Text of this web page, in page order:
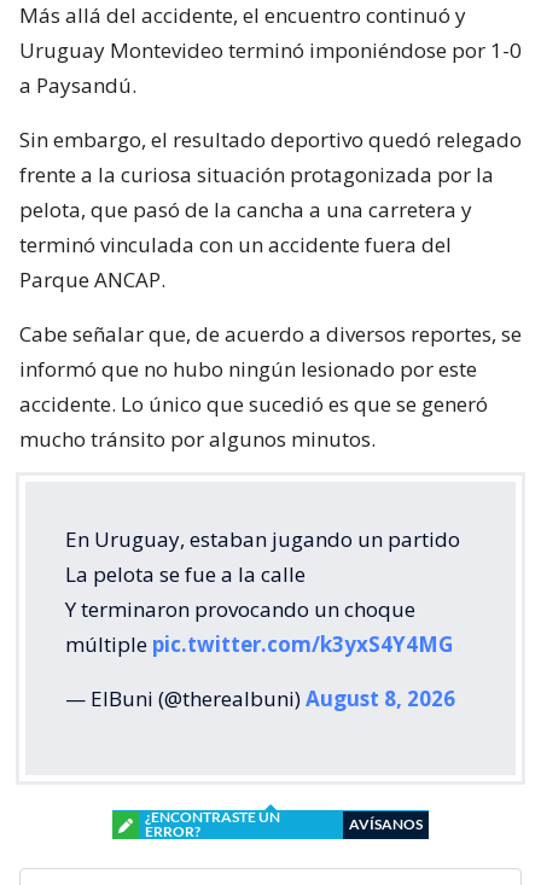
Más allá del accidente, el encuentro continuó y
Uruguay Montevideo terminó imponiéndose por 1-0
a Paysandú.
Sin embargo, el resultado deportivo quedó relegado
frente a la curiosa situación protagonizada por la
pelota, que pasó de la cancha a una carretera y
terminó vinculada con un accidente fuera del
Parque ANCAP.
Cabe señalar que, de acuerdo a diversos reportes, se
informó que no hubo ningún lesionado por este
accidente. Lo único que sucedió es que se generó
mucho tránsito por algunos minutos.
En Uruguay, estaban jugando un partido
La pelota se fue a la calle
Y terminaron provocando un choque
múltiple pic.twitter.com/k3yxS4Y4MG
— ElBuni (@therealbuni)August 8, 2026
¿ENCONTRASTE UN
ERROR?
AVÍSANOS